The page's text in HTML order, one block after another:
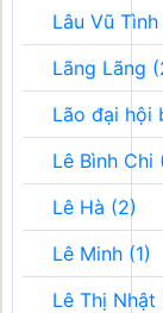
Lâu Vũ Tình
Lãng Lãng
Lão đại hội
Lê Bình Chi
Lê Hà (2)
Lê Minh (1)
Lê Thị Nhật